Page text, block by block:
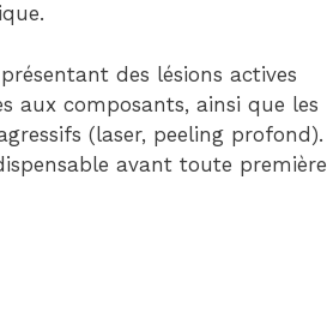
des lésions actives
aux composants, ainsi que les
(laser, peeling profond).
avant toute première